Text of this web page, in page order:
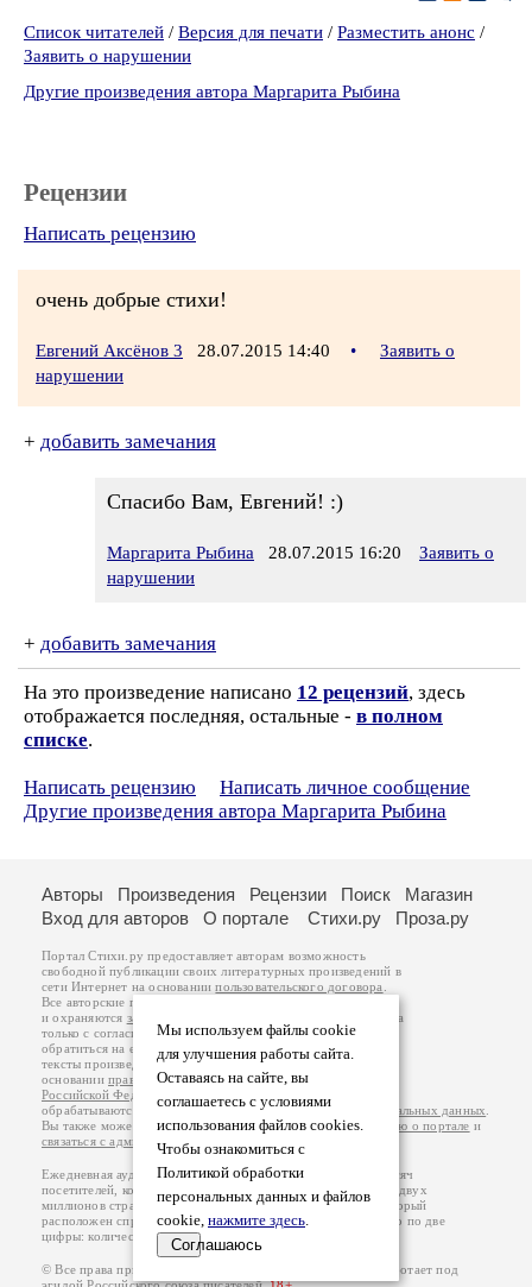
Список читателей / Версия для печати / Разместить анонс /
Заявить о нарушении
Другие произведения автора Маргарита Рыбина
Рецензии
Написать рецензию
очень добрые стихи!
Евгений Аксёнов 3 28.07.2015 14:40 •
Заявить о
нарушении
+ добавить замечания
Спасибо Вам, Евгений! :)
Маргарита Рыбина 28.07.2015 16:20
Заявить о
нарушении
+ добавить замечания
На это произведение написано 12 рецензий, здесь
отображается последняя, остальные - в полном
списке.
Написать рецензию
Написать личное сообщение
Другие произведения автора Маргарита Рыбина
Мы используем файлы cookie
для улучшения работы сайта.
Оставаясь на сайте, вы
соглашаетесь с условиями
использования файлов cookies.
Чтобы ознакомиться с
Политикой обработки
персональных данных и файлов
cookie, нажмите здесь.
Соглашаюсь
Авторы Произведения Рецензии Поиск
Магазин
Вход для авторов
О портале Стихи.ру Проза.ру
Портал Стихи.ру предоставляет авторам возможность
свободной публикации своих литературных произведений в
сети Интернет на основаниипользовательского договора
Все авторские права на произведения принадлежат авторам
и охраняются законом
. Перепечатка произведений возможна
только с согласия его автора, к которому вы можете
обратиться на его авторской странице. Ответственность за
тексты произведений авторы несут самостоятельно на
основанииправил публикацииизаконодательства
Российской Федерации
обрабатываются на основанииПолитики обработки персональных данных
Вы также можете посмотреть более подробнуюинформацию о портале и
связаться с администрацией
Ежедневная аудитория портала Стихи.ру – порядка 200 тысяч
посетителей, которые в общей сумме просматривают более двух
миллионов страниц по данным счетчика посещаемости, который
расположен справа от этого текста. В каждой графе указано по две
цифры: количество просмотров и количество посетителей.
© Все права принадлежат авторам, 2000-2026. Портал работает под